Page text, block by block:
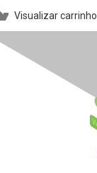
Visualizar carrinho